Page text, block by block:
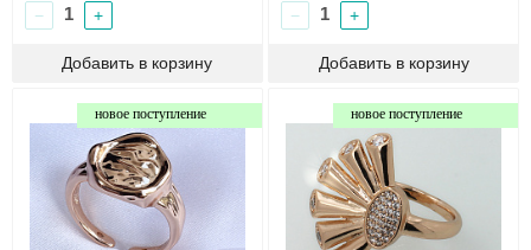
− + − +
новое поступление новое поступление